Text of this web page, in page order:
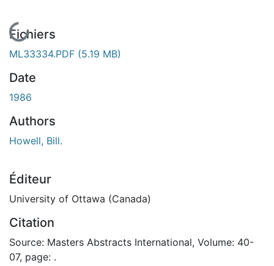
En cours de chargement...
Fichiers
ML33334.PDF (5.19 MB)
Date
1986
Authors
Howell, Bill.
Éditeur
University of Ottawa (Canada)
Citation
Source: Masters Abstracts International, Volume: 40-
07, page: .